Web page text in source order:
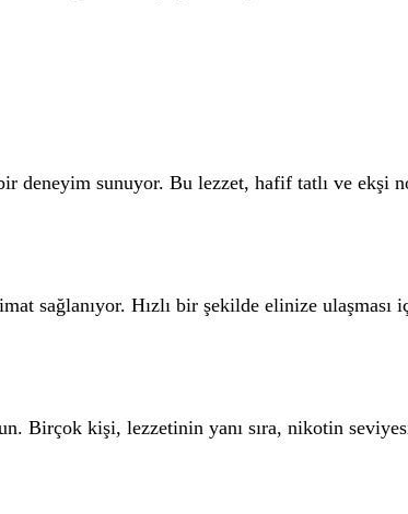
deneyim sunuyor. Bu lezzet, hafif tatlı ve ekşi
sağlanıyor. Hızlı bir şekilde elinize
Birçok kişi, lezzetinin yanı sıra, nikotin